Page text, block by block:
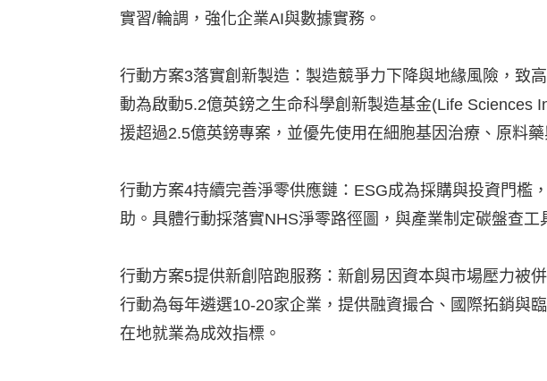
實習/輪調，強化企業AI與數據實務。
行動方案3落實創新製造：製造競爭力下降與地緣風險，致
動為啟動5.2億英鎊之生命科學創新製造基金(Life Sciences
援超過2.5億英鎊專案，並優先使用在細胞基因治療、原料
行動方案4持續完善淨零供應鏈：ESG成為採購與投資門檻
助。具體行動採落實NHS淨零路徑圖，與產業制定碳盤查
行動方案5提供新創陪跑服務：新創易因資本與市場壓力被
行動為每年遴選10-20家企業，提供融資撮合、國際拓銷與
在地就業為成效指標。